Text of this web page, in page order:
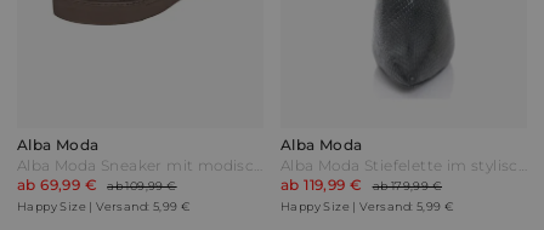
Alba Moda
Alba Moda Sneaker mit modischem Fellimitatbesatz Dunkelbraun
ab 69,99 €
ab 109,99 €
Happy Size | Versand: 5,99 €
Alba Moda
Alba Moda Stiefelette im stylischen Design Schwarz
ab 119,99 €
ab 179,99 €
Happy Size | Versand: 5,99 €